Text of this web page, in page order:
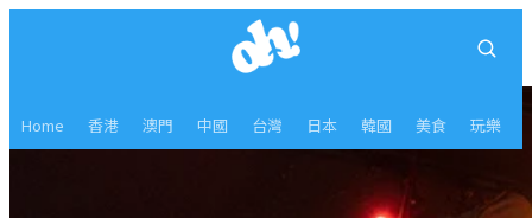
Home 香港 澳門 中國 台灣 日本 韓國 美食 玩樂